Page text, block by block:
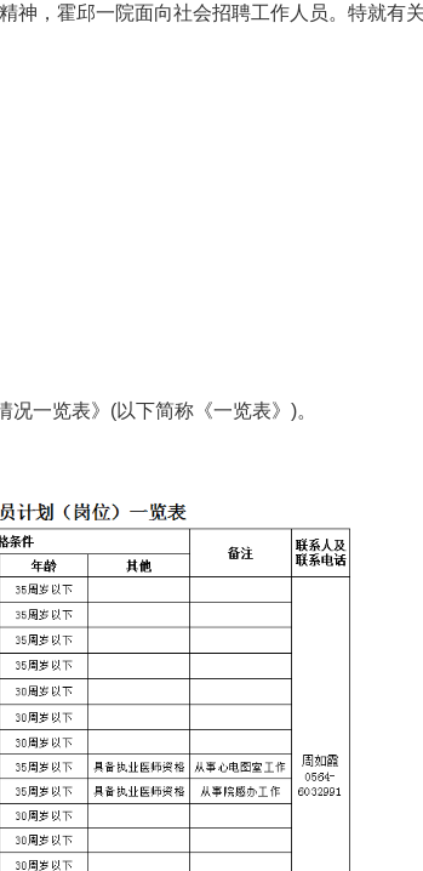
，霍邱一院面向社会招聘工作人员。特就有
一览表》(以下简称《一览表》)。